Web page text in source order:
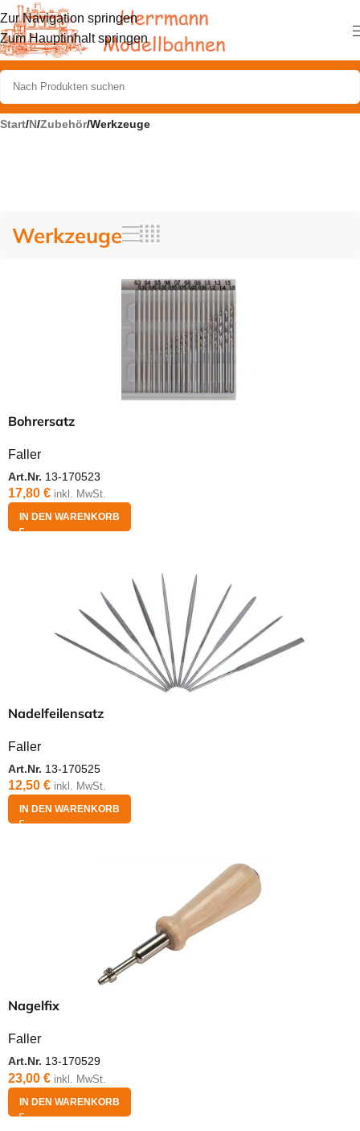
Zur Navigation springen
Zum Hauptinhalt springen
Start/N/Zubehör/Werkzeuge
Werkzeuge
Bohrersatz
Faller
Art.Nr. 13-170523
17,80 € inkl. MwSt.
IN DEN WARENKORB
Nadelfeilensatz
Faller
Art.Nr. 13-170525
12,50 € inkl. MwSt.
IN DEN WARENKORB
Nagelfix
Faller
Art.Nr. 13-170529
23,00 € inkl. MwSt.
IN DEN WARENKORB